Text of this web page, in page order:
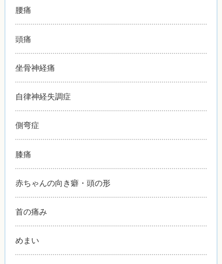
腰痛
頭痛
坐骨神経痛
自律神経失調症
側弯症
膝痛
赤ちゃんの向き癖・頭の形
首の痛み
めまい